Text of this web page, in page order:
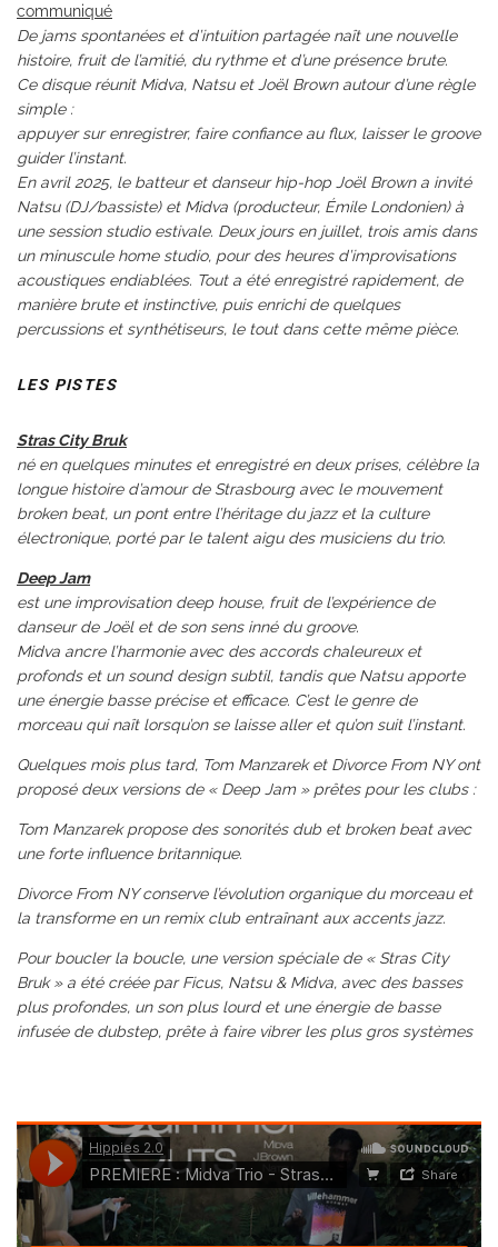
communiqué
De jams spontanées et d’intuition partagée naît une nouvelle
histoire, fruit de l’amitié, du rythme et d’une présence brute.
Ce disque réunit Midva, Natsu et Joël Brown autour d’une règle
simple :
appuyer sur enregistrer, faire confiance au flux, laisser le groove
guider l’instant.
En avril 2025, le batteur et danseur hip-hop Joël Brown a invité
Natsu (DJ/bassiste) et Midva (producteur, Émile Londonien) à
une session studio estivale. Deux jours en juillet, trois amis dans
un minuscule home studio, pour des heures d’improvisations
acoustiques endiablées. Tout a été enregistré rapidement, de
manière brute et instinctive, puis enrichi de quelques
percussions et synthétiseurs, le tout dans cette même pièce.
LES PISTES
Stras City Bruk
né en quelques minutes et enregistré en deux prises, célèbre la
longue histoire d’amour de Strasbourg avec le mouvement
broken beat, un pont entre l’héritage du jazz et la culture
électronique, porté par le talent aigu des musiciens du trio.
Deep Jam
est une improvisation deep house, fruit de l’expérience de
danseur de Joël et de son sens inné du groove.
Midva ancre l’harmonie avec des accords chaleureux et
profonds et un sound design subtil, tandis que Natsu apporte
une énergie basse précise et efficace. C’est le genre de
morceau qui naît lorsqu’on se laisse aller et qu’on suit l’instant.
Quelques mois plus tard, Tom Manzarek et Divorce From NY ont
proposé deux versions de « Deep Jam » prêtes pour les clubs :
Tom Manzarek propose des sonorités dub et broken beat avec
une forte influence britannique.
Divorce From NY conserve l’évolution organique du morceau et
la transforme en un remix club entraînant aux accents jazz.
Pour boucler la boucle, une version spéciale de « Stras City
Bruk » a été créée par Ficus, Natsu & Midva, avec des basses
plus profondes, un son plus lourd et une énergie de basse
infusée de dubstep, prête à faire vibrer les plus gros systèmes